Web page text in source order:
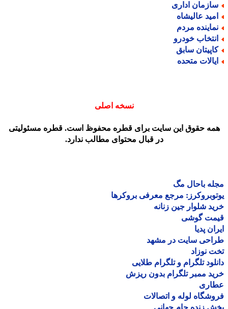
اداری
عالیشاه
مردم
خودرو
سابق
متحده
نسخه اصلی
حقوق این سایت برای قطره محفوظ است. قطره مسئولیتی
در قبال محتوای مطالب ندارد.
باحال مگ
مرجع معرفی بروکرها
شلوار جین زنانه
گوشی
پدیا
سایت در مشهد
نوزاد
تلگرام و تلگرام طلایی
ممبر تلگرام بدون ریزش
لوله و اتصالات